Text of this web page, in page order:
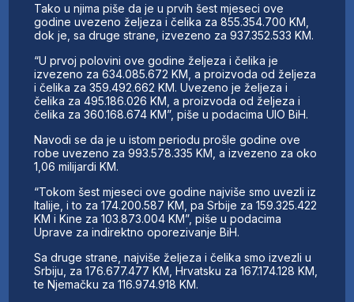
Tako u njima piše da je u prvih šest mjeseci ove
godine uvezeno željeza i čelika za 855.354.700 KM,
dok je, sa druge strane, izvezeno za 937.352.533 KM.
“U prvoj polovini ove godine željeza i čelika je
izvezeno za 634.085.672 KM, a proizvoda od željeza
i čelika za 359.492.662 KM. Uvezeno je željeza i
čelika za 495.186.026 KM, a proizvoda od željeza i
čelika za 360.168.674 KM”, piše u podacima UIO BiH.
Navodi se da je u istom periodu prošle godine ove
robe uvezeno za 993.578.335 KM, a izvezeno za oko
1,06 milijardi KM.
“Tokom šest mjeseci ove godine najviše smo uvezli iz
Italije, i to za 174.200.587 KM, pa Srbije za 159.325.422
KM i Kine za 103.873.004 KM”, piše u podacima
Uprave za indirektno oporezivanje BiH.
Sa druge strane, najviše željeza i čelika smo izvezli u
Srbiju, za 176.677.477 KM, Hrvatsku za 167.174.128 KM,
te Njemačku za 116.974.918 KM.